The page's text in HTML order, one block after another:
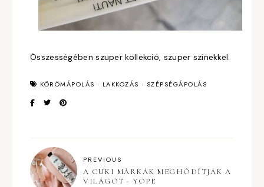
Összességében szuper kollekció, szuper színekkel.
KÖRÖMÁPOLÁS · LAKKOZÁS · SZÉPSÉGÁPOLÁS
PREVIOUS
A CUKI MÁRKÁK MEGHÓDÍTJÁK A
VILÁGOT - YOPE